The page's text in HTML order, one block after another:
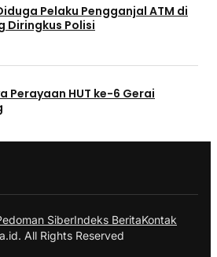
Pelaku Pengganjal ATM di
Diringkus Polisi
Perayaan HUT ke-6 Gerai
SiberIndeks BeritaKontak
All Rights Reserved